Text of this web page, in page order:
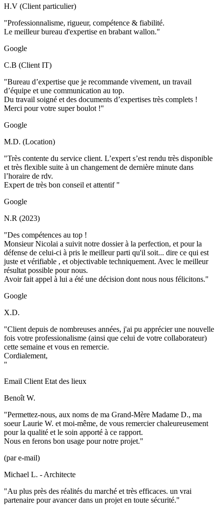
H.V (Client particulier)
"Professionnalisme, rigueur, compétence & fiabilité.
Le meilleur bureau d'expertise en brabant wallon."
Google
C.B (Client IT)
"Bureau d’expertise que je recommande vivement, un travail
d’équipe et une communication au top.
Du travail soigné et des documents d’expertises très complets !
Merci pour votre super boulot !"
Google
M.D. (Location)
"Très contente du service client. L’expert s’est rendu très disponible
et très flexible suite à un changement de dernière minute dans
l’horaire de rdv.
Expert de très bon conseil et attentif "
Google
N.R (2023)
"Des compétences au top !
Monsieur Nicolai a suivit notre dossier à la perfection, et pour la
défense de celui-ci à pris le meilleur parti qu'il soit... dire ce qui est
juste et vérifiable , et objectivable techniquement. Avec le meilleur
résultat possible pour nous.
Avoir fait appel à lui a été une décision dont nous nous félicitons."
Google
X.D.
"Client depuis de nombreuses années, j'ai pu apprécier une nouvelle
fois votre professionalisme (ainsi que celui de votre collaborateur)
cette semaine et vous en remercie.
Cordialement,
"
Email Client Etat des lieux
Benoît W.
"Permettez-nous, aux noms de ma Grand-Mère Madame D., ma
soeur Laurie W. et moi-même, de vous remercier chaleureusement
pour la qualité et le soin apporté à ce rapport.
Nous en ferons bon usage pour notre projet."
(par e-mail)
Michael L. - Architecte
"Au plus près des réalités du marché et très efficaces. un vrai
partenaire pour avancer dans un projet en toute sécurité."